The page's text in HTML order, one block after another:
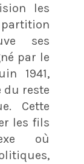
les
ses
par le
1941,
du reste
Cette
les fils
où